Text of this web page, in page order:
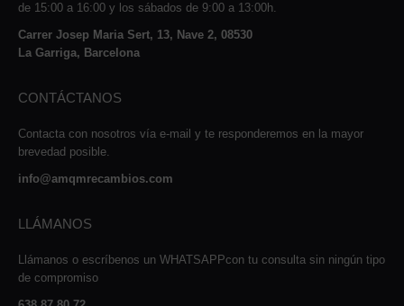
de 15:00 a 16:00 y los sábados de 9:00 a 13:00h.
Carrer Josep Maria Sert, 13, Nave 2, 08530
La Garriga, Barcelona
CONTÁCTANOS
Contacta con nosotros vía e-mail y te responderemos en la mayor
brevedad posible.
info@amqmrecambios.com
LLÁMANOS
Llámanos o escríbenos un WHATSAPPcon tu consulta sin ningún tipo
de compromiso